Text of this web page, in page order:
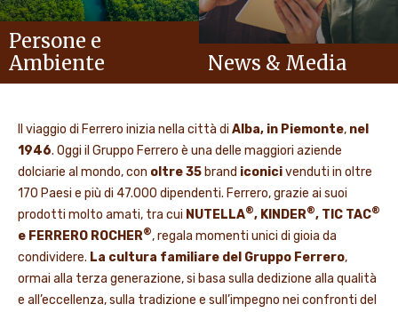
Persone e
Ambiente
News & Media
Il viaggio di Ferrero inizia nella città di Alba, in Piemonte, nel
1946. Oggi il Gruppo Ferrero è una delle maggiori aziende
dolciarie al mondo, con oltre 35 brand iconicivenduti in oltre
170 Paesi e più di 47.000 dipendenti. Ferrero, grazie ai suoi
prodotti molto amati, tra cui NUTELLA®, KINDER®, TIC TAC®
e FERRERO ROCHER®, regala momenti unici di gioia da
condividere. La cultura familiare del Gruppo Ferrero,
ormai alla terza generazione, si basa sulla dedizione alla qualità
e all’eccellenza, sulla tradizione e sull’impegno nei confronti del